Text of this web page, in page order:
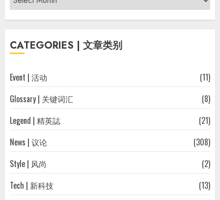
|
过
文
CATEGORIES | 文章类别
Event | 活动
(11)
Glossary | 关键词汇
(8)
Legend | 精英誌
(21)
News | 议论
(308)
Style | 风尚
(2)
Tech | 新科技
(13)